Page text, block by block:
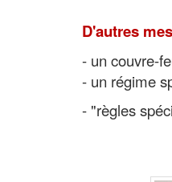
D'autres
- un couvre-
- un régime
- "règles